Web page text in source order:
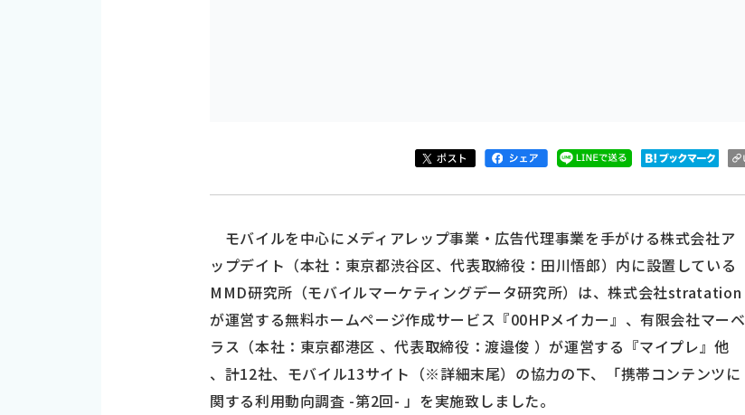
モバイルを中心にメディアレップ事業・広告代理事業を手がける株式会社ア
ップデイト（本社：東京都渋谷区、代表取締役：田川悟郎）内に設置している
MMD研究所（モバイルマーケティングデータ研究所）は、株式会社stratation
が運営する無料ホームページ作成サービス『00HPメイカー』、有限会社マーベ
ラス（本社：東京都港区 、代表取締役：渡邉俊 ）が運営する『マイプレ』他
、計12社、モバイル13サイト（※詳細末尾）の協力の下、「携帯コンテンツに
関する利用動向調査 -第2回- 」を実施致しました。